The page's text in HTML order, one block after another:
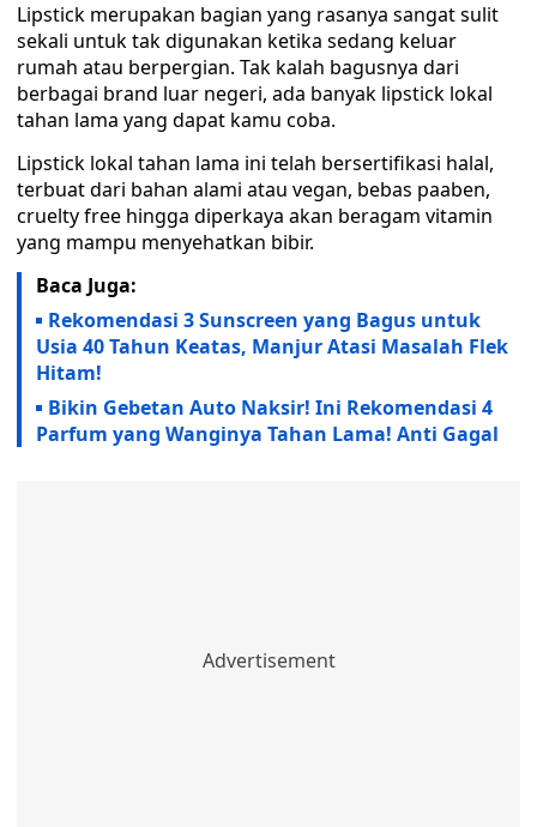
Lipstick merupakan bagian yang rasanya sangat sulit
sekali untuk tak digunakan ketika sedang keluar
rumah atau berpergian. Tak kalah bagusnya dari
berbagai brand luar negeri, ada banyak lipstick lokal
tahan lama yang dapat kamu coba.
Lipstick lokal tahan lama ini telah bersertifikasi halal,
terbuat dari bahan alami atau vegan, bebas paaben,
cruelty free hingga diperkaya akan beragam vitamin
yang mampu menyehatkan bibir.
Baca Juga:
Rekomendasi 3 Sunscreen yang Bagus untuk
Usia 40 Tahun Keatas, Manjur Atasi Masalah Flek
Hitam!
Bikin Gebetan Auto Naksir! Ini Rekomendasi 4
Parfum yang Wanginya Tahan Lama! Anti Gagal